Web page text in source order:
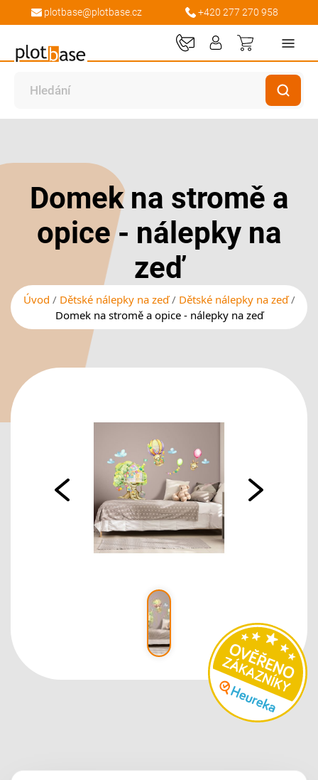
plotbase@plotbase.cz +420 277 270 958
Můj košík
galerieDomek na stromě a
opice - nálepky na
zeď
Úvod Dětské nálepky na zeď
Dětské nálepky na zeď
Domek na stromě a opice - nálepky na zeď
galerie